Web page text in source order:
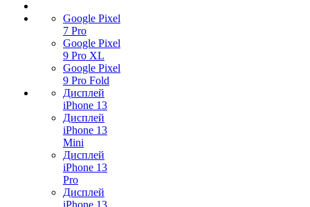
Google Pixel
7 Pro
Google Pixel
9 Pro XL
Google Pixel
9 Pro Fold
Дисплей
iPhone 13
Дисплей
iPhone 13
Mini
Дисплей
iPhone 13
Pro
Дисплей
iPhone 13